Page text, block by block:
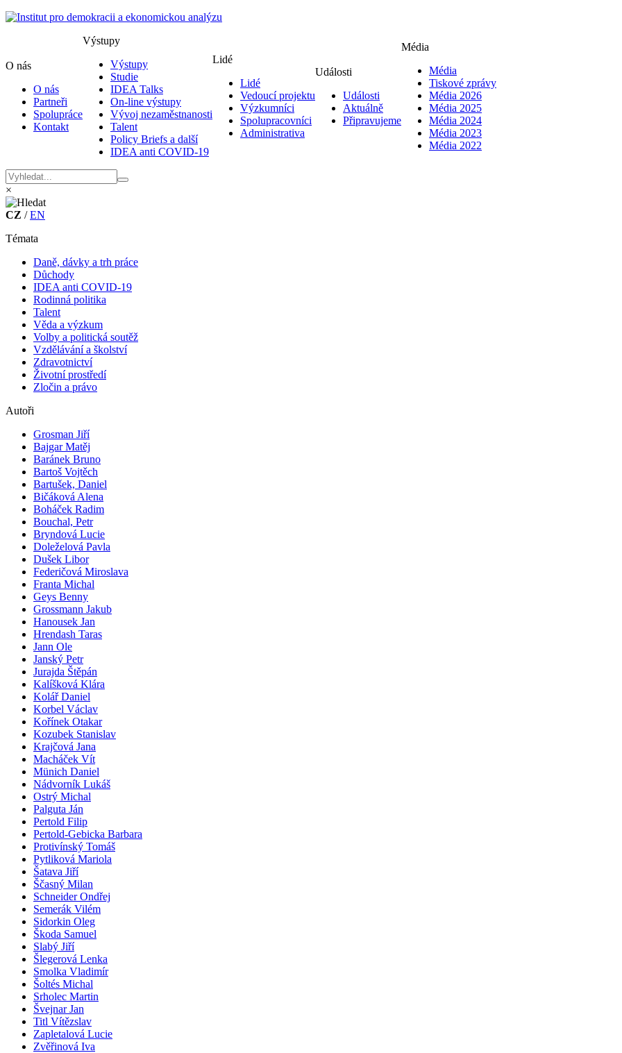
O nás
O nás
Partneři
Spolupráce
Kontakt
Výstupy
Výstupy
Studie
IDEA Talks
On-line výstupy
Vývoj nezaměstnanosti
Talent
Policy Briefs a další
IDEA anti COVID-19
Lidé
Lidé
Vedoucí projektu
Výzkumníci
Spolupracovníci
Administrativa
Události
Události
Aktuálně
Připravujeme
Média
Média
Tiskové zprávy
Média 2026
Média 2025
Média 2024
Média 2023
Média 2022
×
CZ /EN
Témata
Daně, dávky a trh práce
Důchody
IDEA anti COVID-19
Rodinná politika
Talent
Věda a výzkum
Volby a politická soutěž
Vzdělávání a školství
Zdravotnictví
Životní prostředí
Zločin a právo
Autoři
Grosman Jiří
Bajgar Matěj
Baránek Bruno
Bartoš Vojtěch
Bartušek, Daniel
Bičáková Alena
Boháček Radim
Bouchal, Petr
Bryndová Lucie
Doleželová Pavla
Dušek Libor
Federičová Miroslava
Franta Michal
Geys Benny
Grossmann Jakub
Hanousek Jan
Hrendash Taras
Jann Ole
Janský Petr
Jurajda Štěpán
Kalíšková Klára
Kolář Daniel
Korbel Václav
Kořínek Otakar
Kozubek Stanislav
Krajčová Jana
Macháček Vít
Münich Daniel
Nádvorník Lukáš
Ostrý Michal
Palguta Ján
Pertold Filip
Pertold-Gebicka Barbara
Protivínský Tomáš
Pytliková Mariola
Šatava Jiří
Ščasný Milan
Schneider Ondřej
Semerák Vilém
Sidorkin Oleg
Škoda Samuel
Slabý Jiří
Šlegerová Lenka
Smolka Vladimír
Šoltés Michal
Srholec Martin
Švejnar Jan
Titl Vítězslav
Zapletalová Lucie
Zvěřinová Iva